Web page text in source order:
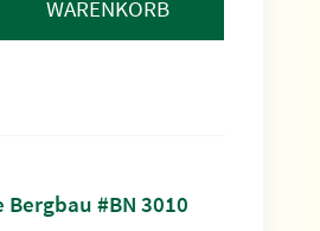
WARENKORB
Bergbau #BN 3010